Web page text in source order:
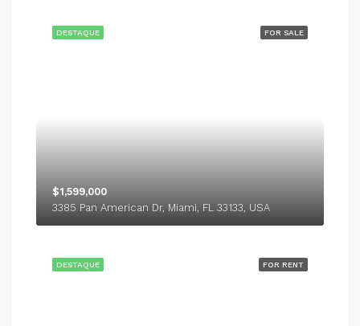
FOR SALE
DESTAQUE
$1,599,000
3385 Pan American Dr, Miami, FL 33133, USA
FOR RENT
DESTAQUE